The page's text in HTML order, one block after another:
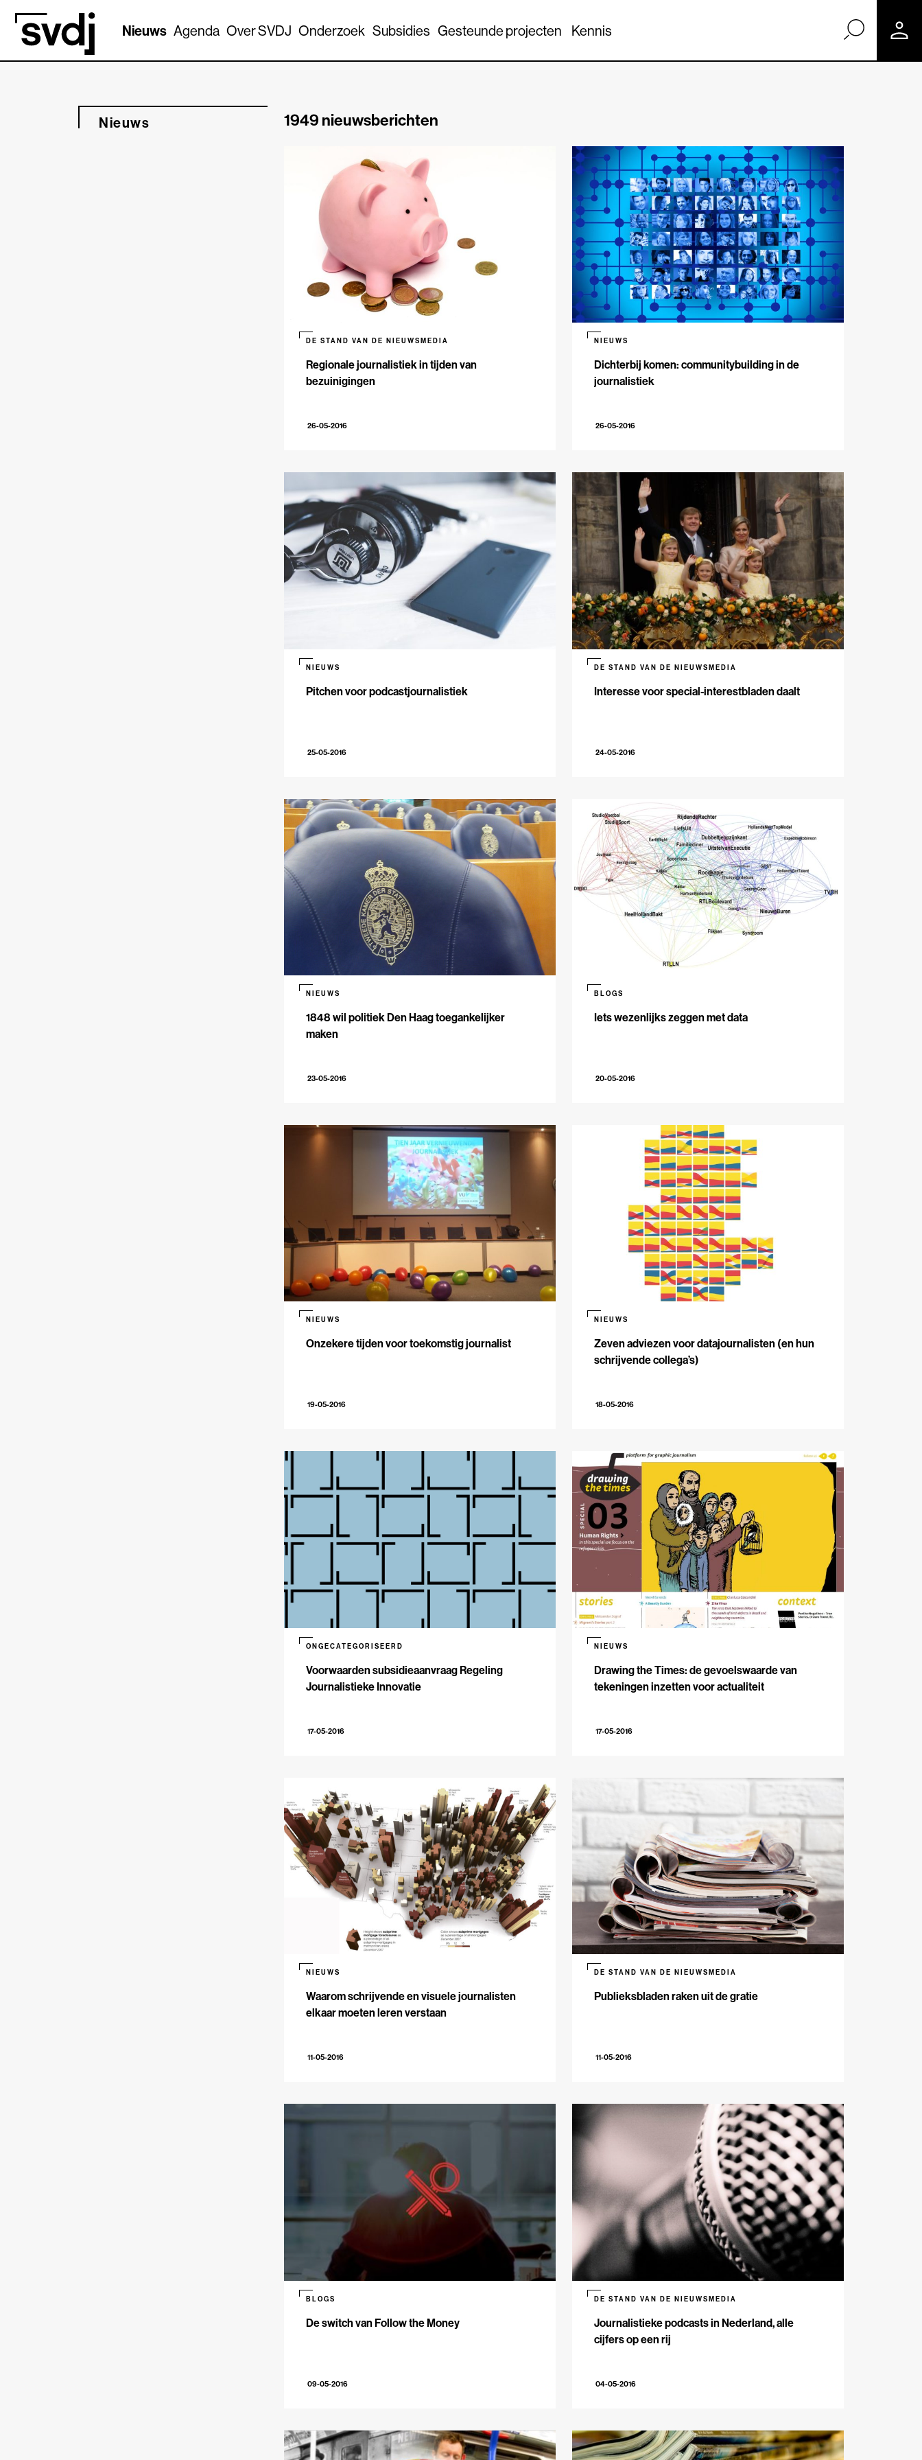
Naar hoofdinhoud
Nieuws Agenda Over SVDJ Onderzoek Subsidies Gesteunde projecten Kennis
Nieuws 1949 nieuwsberichten
Regionale journalistiek in tijden van
bezuinigingen
DE STAND VAN DE NIEUWSMEDIA
26-05-2016
Dichterbij komen: communitybuilding in de
journalistiek
NIEUWS
26-05-2016
Pitchen voor podcastjournalistiek
NIEUWS
25-05-2016
Interesse voor special-interestbladen daalt
DE STAND VAN DE NIEUWSMEDIA
24-05-2016
1848 wil politiek Den Haag toegankelijker
maken
NIEUWS
23-05-2016
Iets wezenlijks zeggen met data
BLOGS
20-05-2016
Onzekere tijden voor toekomstig journalist
NIEUWS
19-05-2016
Zeven adviezen voor datajournalisten (en hun
schrijvende collega’s)
NIEUWS
18-05-2016
Voorwaarden subsidieaanvraag Regeling
Journalistieke Innovatie
ONGECATEGORISEERD
17-05-2016
Drawing the Times: de gevoelswaarde van
tekeningen inzetten voor actualiteit
NIEUWS
17-05-2016
Waarom schrijvende en visuele journalisten
elkaar moeten leren verstaan
NIEUWS
11-05-2016
Publieksbladen raken uit de gratie
DE STAND VAN DE NIEUWSMEDIA
11-05-2016
De switch van Follow the Money
BLOGS
09-05-2016
Journalistieke podcasts in Nederland, alle
cijfers op een rij
DE STAND VAN DE NIEUWSMEDIA
04-05-2016